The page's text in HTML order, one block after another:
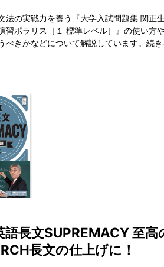
法の実戦力を養う『大学入試問題集 関正
習ポラリス［１ 標準レベル］』の使い方
べきかなどについて解説しています。 続
語長文SUPREMACY 至高
長文の仕上げに！